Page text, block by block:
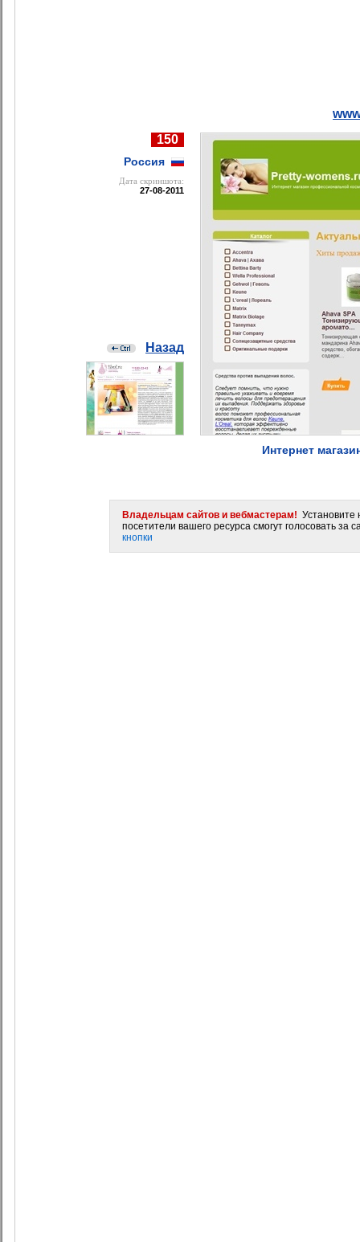
150
Россия
Дата cкриншота:
27-08-2011
Назад
Интернет
Владельцам сайтов и вебмастерам! Установите
посетители вашего ресурса смогут голосовать за
кнопки